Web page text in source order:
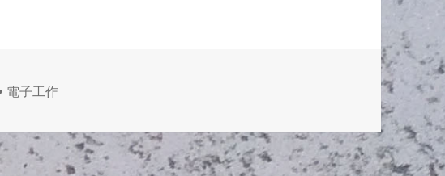
カ
ゴ
リ
電子工作